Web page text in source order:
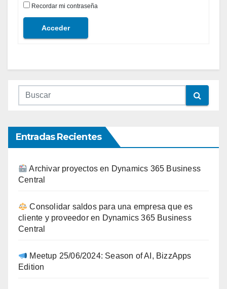
Recordar mi contraseña
Acceder
Entradas Recientes
Archivar proyectos en Dynamics 365 Business
Central
Consolidar saldos para una empresa que es
cliente y proveedor en Dynamics 365 Business
Central
Meetup 25/06/2024: Season of AI, BizzApps
Edition